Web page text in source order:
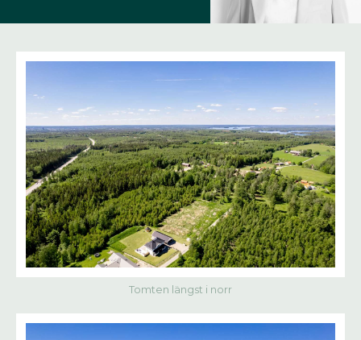
Tomten längst i norr